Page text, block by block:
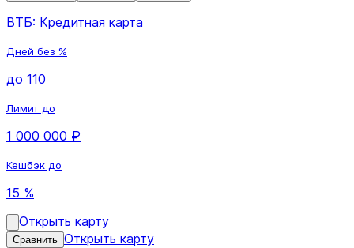
ВТБ: Кредитная карта
Дней без %
до 110
Лимит до
1 000 000 ₽
Кешбэк до
15 %
Открыть карту
Сравнить Открыть карту